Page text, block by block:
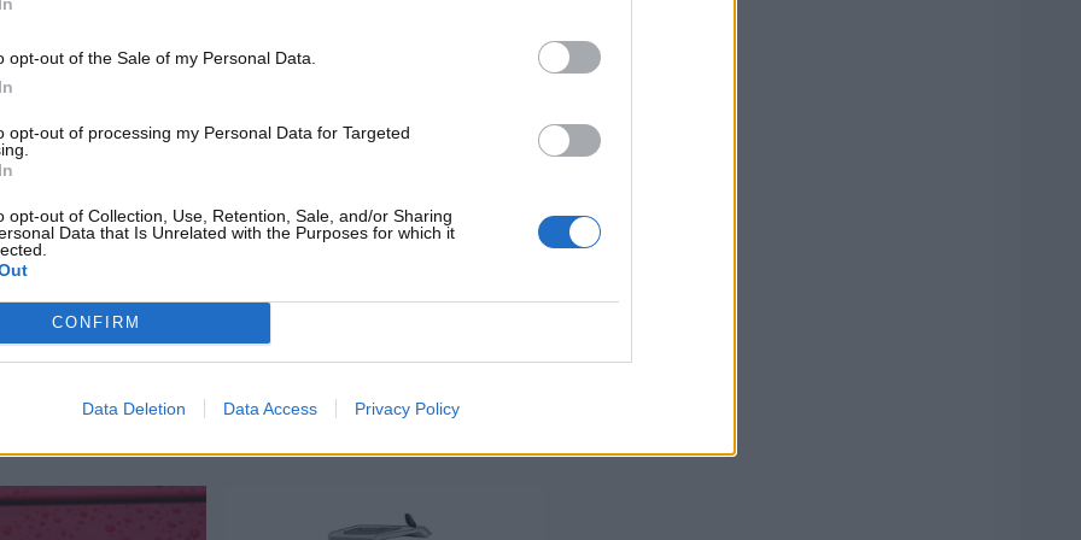
opt-out of the Sale of my Personal Data.
opt-out of processing my Personal Data for Targeted
opt-out of Collection, Use, Retention, Sale, and/or Sharing
Data that Is Unrelated with the Purposes for which it
CONFIRM
Data Deletion Data Access Privacy Policy
euro: il decreto
2025
è entrato in vigore il
n. 116/2025, che
stretta senza
Redford: la cifra capogiro, i
capogiro la Porsche 904 GTS,